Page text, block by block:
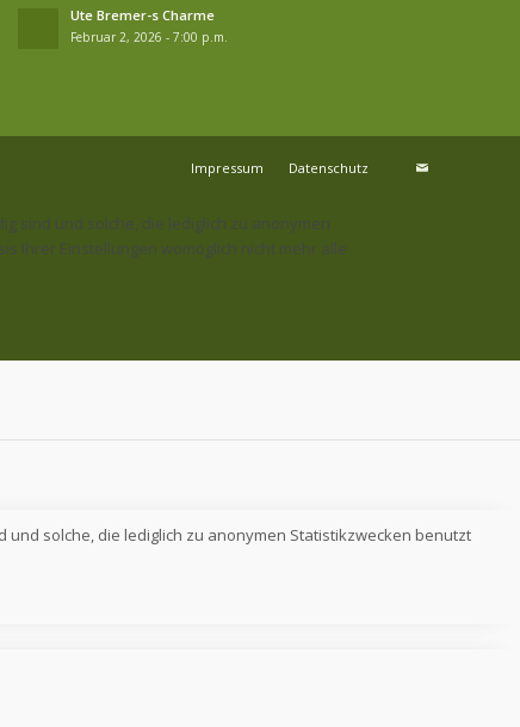
Ute Bremer-s Charme
Februar 2, 2026 - 7:00 p.m.
Impressum Datenschutz
sind und solche, die lediglich zu anonymen
Ihrer Einstellungen womöglich nicht mehr alle
solche, die lediglich zu anonymen Statistikzwecken benutzt